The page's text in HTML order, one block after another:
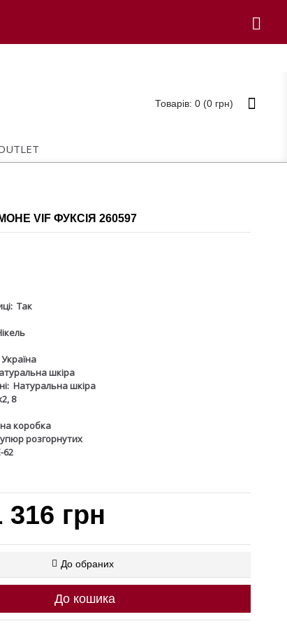
Товарів: 0 (0 грн)
VIF ФУКСІЯ 260597
Так
Україна
шкіра
Натуральна шкіра
8
коробка
розгорнутих
62
316 грн
До обраних
До кошика